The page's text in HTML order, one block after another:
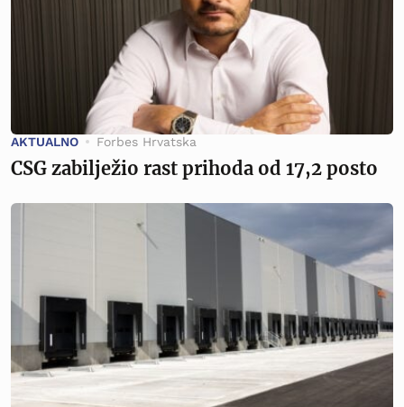
AKTUALNO Forbes Hrvatska
CSG zabilježio rast prihoda od 17,2 posto